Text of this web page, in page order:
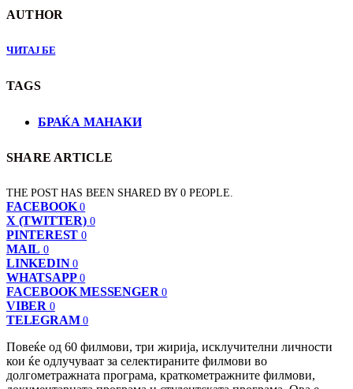
AUTHOR
ЧИТАЈ БЕ
TAGS
БРАЌА МАНАКИ
SHARE ARTICLE
THE POST HAS BEEN SHARED BY0 PEOPLE.
FACEBOOK 0
X (TWITTER) 0
PINTEREST 0
MAIL 0
LINKEDIN 0
WHATSAPP 0
FACEBOOK MESSENGER 0
VIBER 0
TELEGRAM 0
Повеќе од 60 филмови, три жирија, исклучителни личности
кои ќе одлучуваат за селектираните филмови во
долгометражната програма, краткометражните филмови,